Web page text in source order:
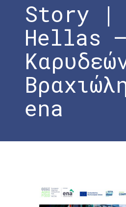
Story |
Hellas –
ena